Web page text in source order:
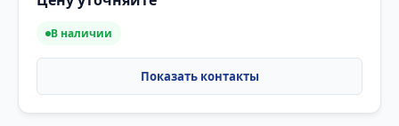
В наличии